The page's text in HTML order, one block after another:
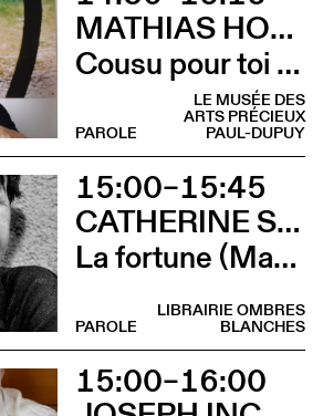
MATHIAS HOWALD
Cousu pour toi (Rencontre avec Mathias Chaillot, Tom Crewe et Mathias Howald)
LE MUSÉE DES
ARTS PRÉCIEUX
PAUL-DUPUY
PAROLE
15:00–15:45
CATHERINE SAFONOFF
La fortune (Marie Bunel lit La fortune de Catherine Safonoff)
LIBRAIRIE OMBRES
BLANCHES
PAROLE
15:00–16:00